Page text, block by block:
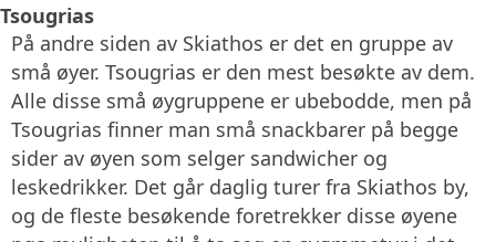
Tsougrias
På andre siden av Skiathos er det en gruppe av
små øyer. Tsougrias er den mest besøkte av dem.
Alle disse små øygruppene er ubebodde, men på
Tsougrias finner man små snackbarer på begge
sider av øyen som selger sandwicher og
leskedrikker. Det går daglig turer fra Skiathos by,
og de fleste besøkende foretrekker disse øyene